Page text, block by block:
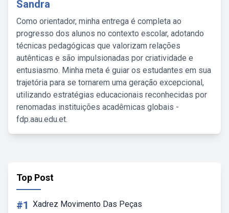
Sandra
Como orientador, minha entrega é completa ao
progresso dos alunos no contexto escolar, adotando
técnicas pedagógicas que valorizam relações
autênticas e são impulsionadas por criatividade e
entusiasmo. Minha meta é guiar os estudantes em sua
trajetória para se tornarem uma geração excepcional,
utilizando estratégias educacionais reconhecidas por
renomadas instituições acadêmicas globais -
fdp.aau.edu.et.
Top Post
#1 Xadrez Movimento Das Peças